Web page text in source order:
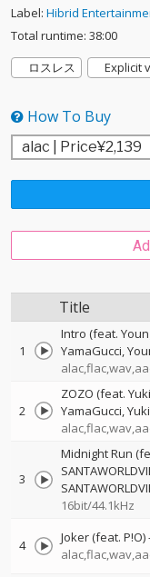
Label: Hibrid
Total runtime: 38:00
ロスレス
Explicit
How To Buy
Title
1
Intro (feat.
YamaGucci
2
ZOZO (feat.
YamaGucci
3
Midnight Run
16bit/44.1kHz
4 Joker (feat. P!O)